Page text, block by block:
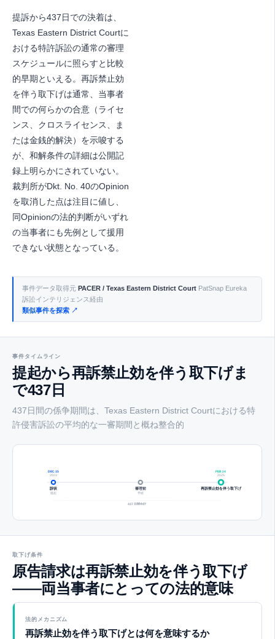
提訴から437日での決着は、
Texas Eastern District Courtに
おける特許訴訟の通常の審理
スケジュールに照らすと比較
的早期といえる。再訴禁止効
を伴う取下げは通常、当事者
間での何らかの合意（ライセ
ンス、クロスライセンス、ま
たは金銭的解決）を示唆する
が、和解条件の詳細は公開記
録上明らかにされていない。
裁判所がDkt. No. 40のOpinion
を取消した点は注目に値し、
同Opinionの法的判断がいずれ
の当事者にも先例として援用
できない状態となっている。
事件データ取得元 PACER / Texas Eastern District Court PatSnap Eureka
訴訟インテリジェンス経由
類似事件を探索 ↗
事件タイムライン
提起から再訴禁止効を伴う取下げま
で437日
437日間の係争期間は、Texas Eastern District Courtにおける特
許侵害訴訟の平均的な一審期間と概ね整合的
DEC 15
2023
訴状
提起
審理前
手続
FEB 24
2025
再訴禁止効を伴う取下げ
437 日間合計
取下げ条件
原告請求は再訴禁止効を伴う取下げ
——両当事者にとっての法的意味
法的メカニズム
再訴禁止効を伴う取下げとは何を意味するか